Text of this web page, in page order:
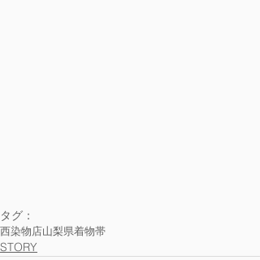
タグ：
西染物店山梨県着物帯
STORY